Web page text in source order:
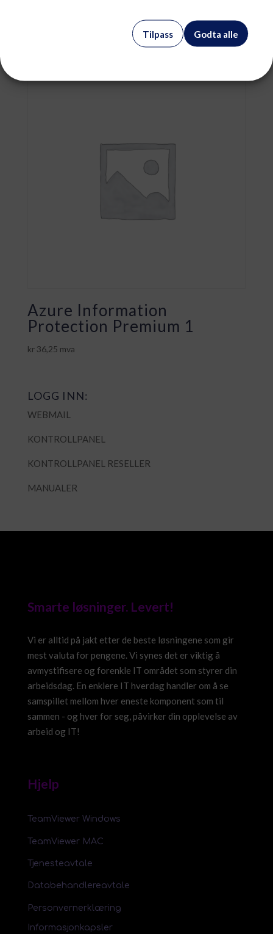
Godta alle
Tilpass
Azure Information
Protection Premium 1
kr36,25 mva
LOGG INN:
WEBMAIL
KONTROLLPANEL
KONTROLLPANEL RESELLER
MANUALER
Smarte løsninger. Levert!
Vi er alltid på jakt etter de beste løsningene som gir
mest valuta for pengene. Vi synes det er viktig å
avmystifisere og forenkle IT området som styrer din
arbeidsdag. En enklere IT hverdag handler om å se
samspillet mellom hver eneste komponent som til
sammen - og hver for seg, påvirker din opplevelse av
arbeid og IT!
Hjelp
TeamViewer Windows
TeamViewer MAC
Tjenesteavtale
Databehandlereavtale
Personvernerklæring
Informasjonkapsler